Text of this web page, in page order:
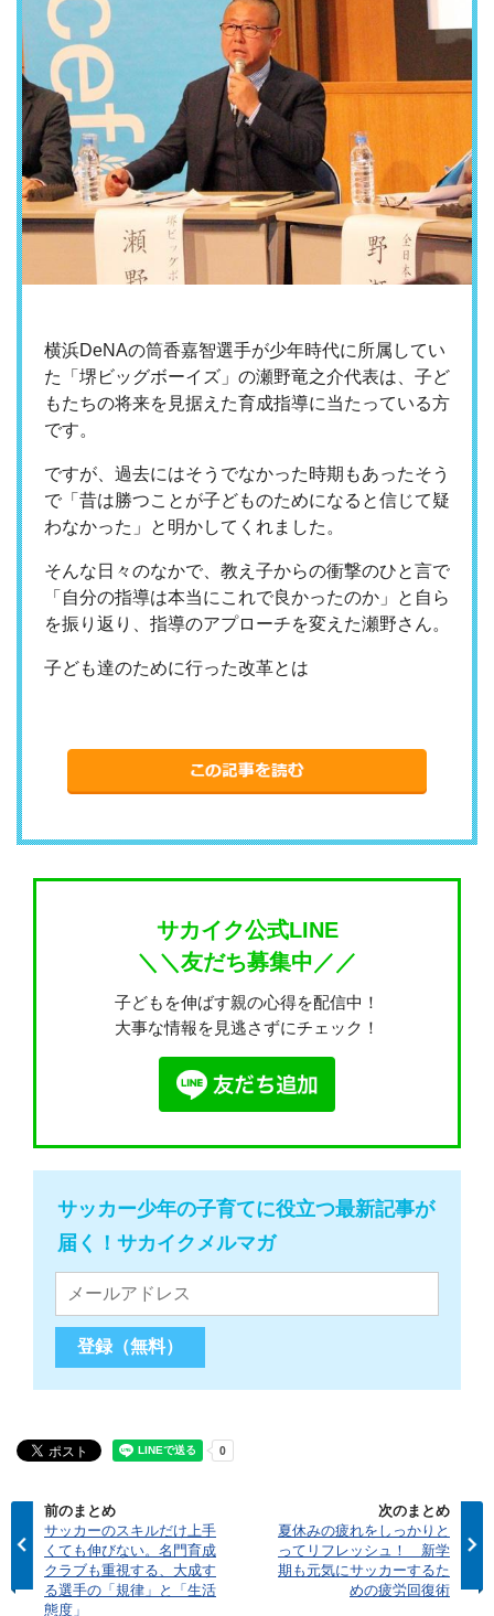
横浜DeNAの筒香嘉智選手が少年時代に所属してい
た「堺ビッグボーイズ」の瀬野竜之介代表は、子ど
もたちの将来を見据えた育成指導に当たっている方
です。
ですが、過去にはそうでなかった時期もあったそう
で「昔は勝つことが子どものためになると信じて疑
わなかった」と明かしてくれました。
そんな日々のなかで、教え子からの衝撃のひと言で
「自分の指導は本当にこれで良かったのか」と自ら
を振り返り、指導のアプローチを変えた瀬野さん。
子ども達のために行った改革とは
サカイク公式LINE
＼＼友だち募集中／／
子どもを伸ばす親の心得を配信中！
大事な情報を見逃さずにチェック！
サッカー少年の子育てに役立つ最新記事が
届く！サカイクメルマガ
前のまとめ
サッカーのスキルだけ上手
くても伸びない。名門育成
クラブも重視する、大成す
る選手の「規律」と「生活
態度」
次のまとめ
夏休みの疲れをしっかりと
ってリフレッシュ！ 新学
期も元気にサッカーするた
めの疲労回復術